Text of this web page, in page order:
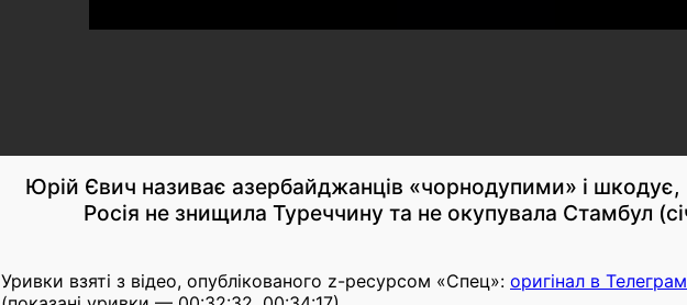
Юрій Євич називає азербайджанців «чорнодупими» і шкодує,
Росія не знищила Туреччину та не окупувала Стамбул
Уривки взяті з відео, опублікованого z-ресурсом «Спец»: оригінал в